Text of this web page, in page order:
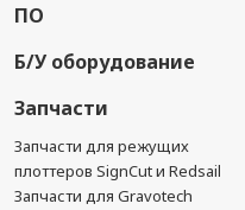
ПО
Б/У оборудование
Запчасти
Запчасти для режущих
плоттеров SignCut и Redsail
Запчасти для Gravotech